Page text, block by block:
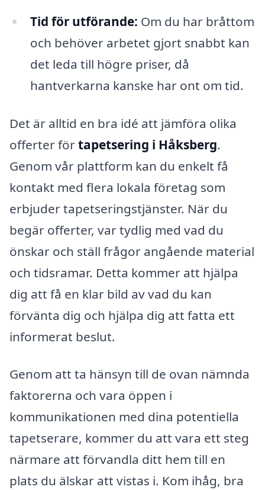
Tid för utförande: Om du har bråttom
och behöver arbetet gjort snabbt kan
det leda till högre priser, då
hantverkarna kanske har ont om tid.
Det är alltid en bra idé att jämföra olika
offerter förtapetsering i Håksberg.
Genom vår plattform kan du enkelt få
kontakt med flera lokala företag som
erbjuder tapetseringstjänster. När du
begär offerter, var tydlig med vad du
önskar och ställ frågor angående material
och tidsramar. Detta kommer att hjälpa
dig att få en klar bild av vad du kan
förvänta dig och hjälpa dig att fatta ett
informerat beslut.
Genom att ta hänsyn till de ovan nämnda
faktorerna och vara öppen i
kommunikationen med dina potentiella
tapetserare, kommer du att vara ett steg
närmare att förvandla ditt hem till en
plats du älskar att vistas i. Kom ihåg, bra